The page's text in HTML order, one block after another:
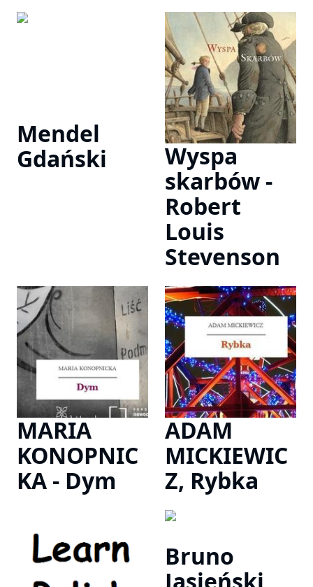
Mendel
Gdański
Wyspa
skarbów -
Robert
Louis
Stevenson
MARIA
KONOPNIC
KA - Dym
ADAM
MICKIEWIC
Z, Rybka
Bruno
Jasieński,